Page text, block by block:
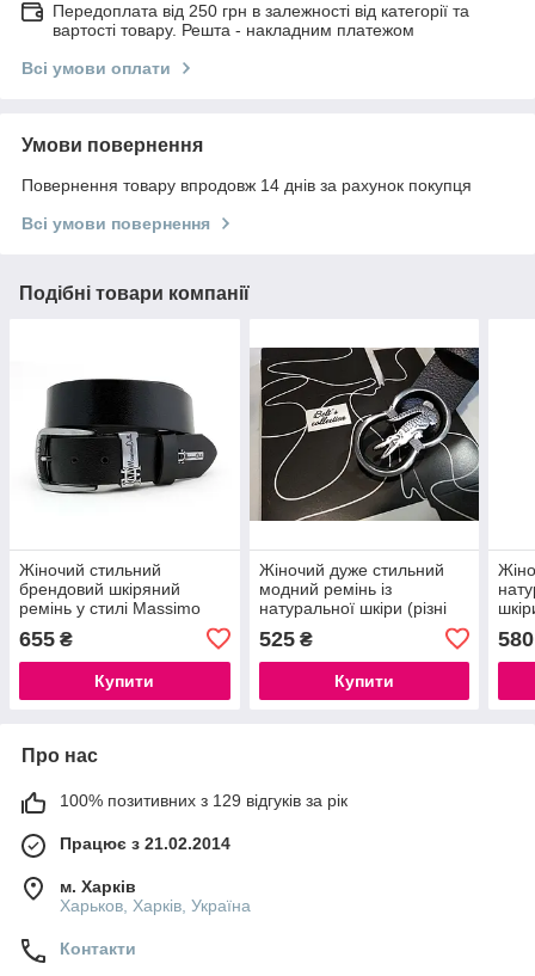
Передоплата від 250 грн в залежності від категорії та
вартості товару. Решта - накладним платежом
Всі умови оплати
Умови повернення
Повернення товару впродовж 14 днів за рахунок покупця
Всі умови повернення
Подібні товари компанії
Жіночий стильний
брендовий шкіряний
ремінь у стилі Massimo
655 ₴
Купити
Жіночий дуже стильний
модний ремінь із
натуральної шкіри (різні
525₴
Купити
580
Про нас
100% позитивних з 129 відгуків за рік
Працює з 21.02.2014
м. Харків
Харьков, Харків, Україна
Контакти